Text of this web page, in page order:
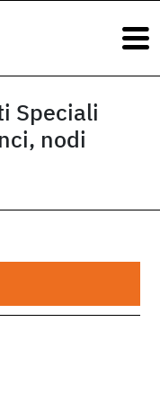
Speciali
nodi